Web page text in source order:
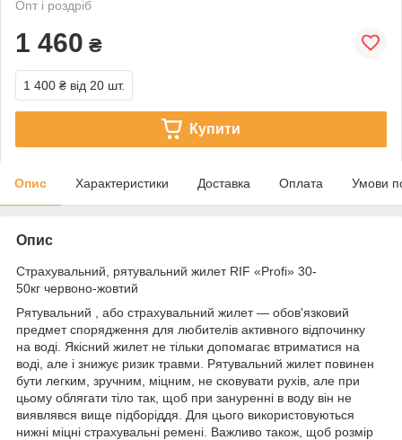
Опт і роздріб
1 460 ₴
1 400 ₴ від 20 шт.
Купити
Опис Характеристики Доставка Оплата Умови
Опис
Страхувальний, рятувальний жилет RIF «Profi» 30-
50кг червоно-жовтий
Рятувальний , або страхувальний жилет — обов'язковий
предмет спорядження для любителів активного відпочинку
на воді. Якісний жилет не тільки допомагає втриматися на
воді, але і знижує ризик травми. Рятувальний жилет повинен
бути легким, зручним, міцним, не сковувати рухів, але при
цьому облягати тіло так, щоб при зануренні в воду він не
виявлявся вище підборіддя. Для цього використовуються
нижні міцні страхувальні ремені. Важливо також, щоб розмір